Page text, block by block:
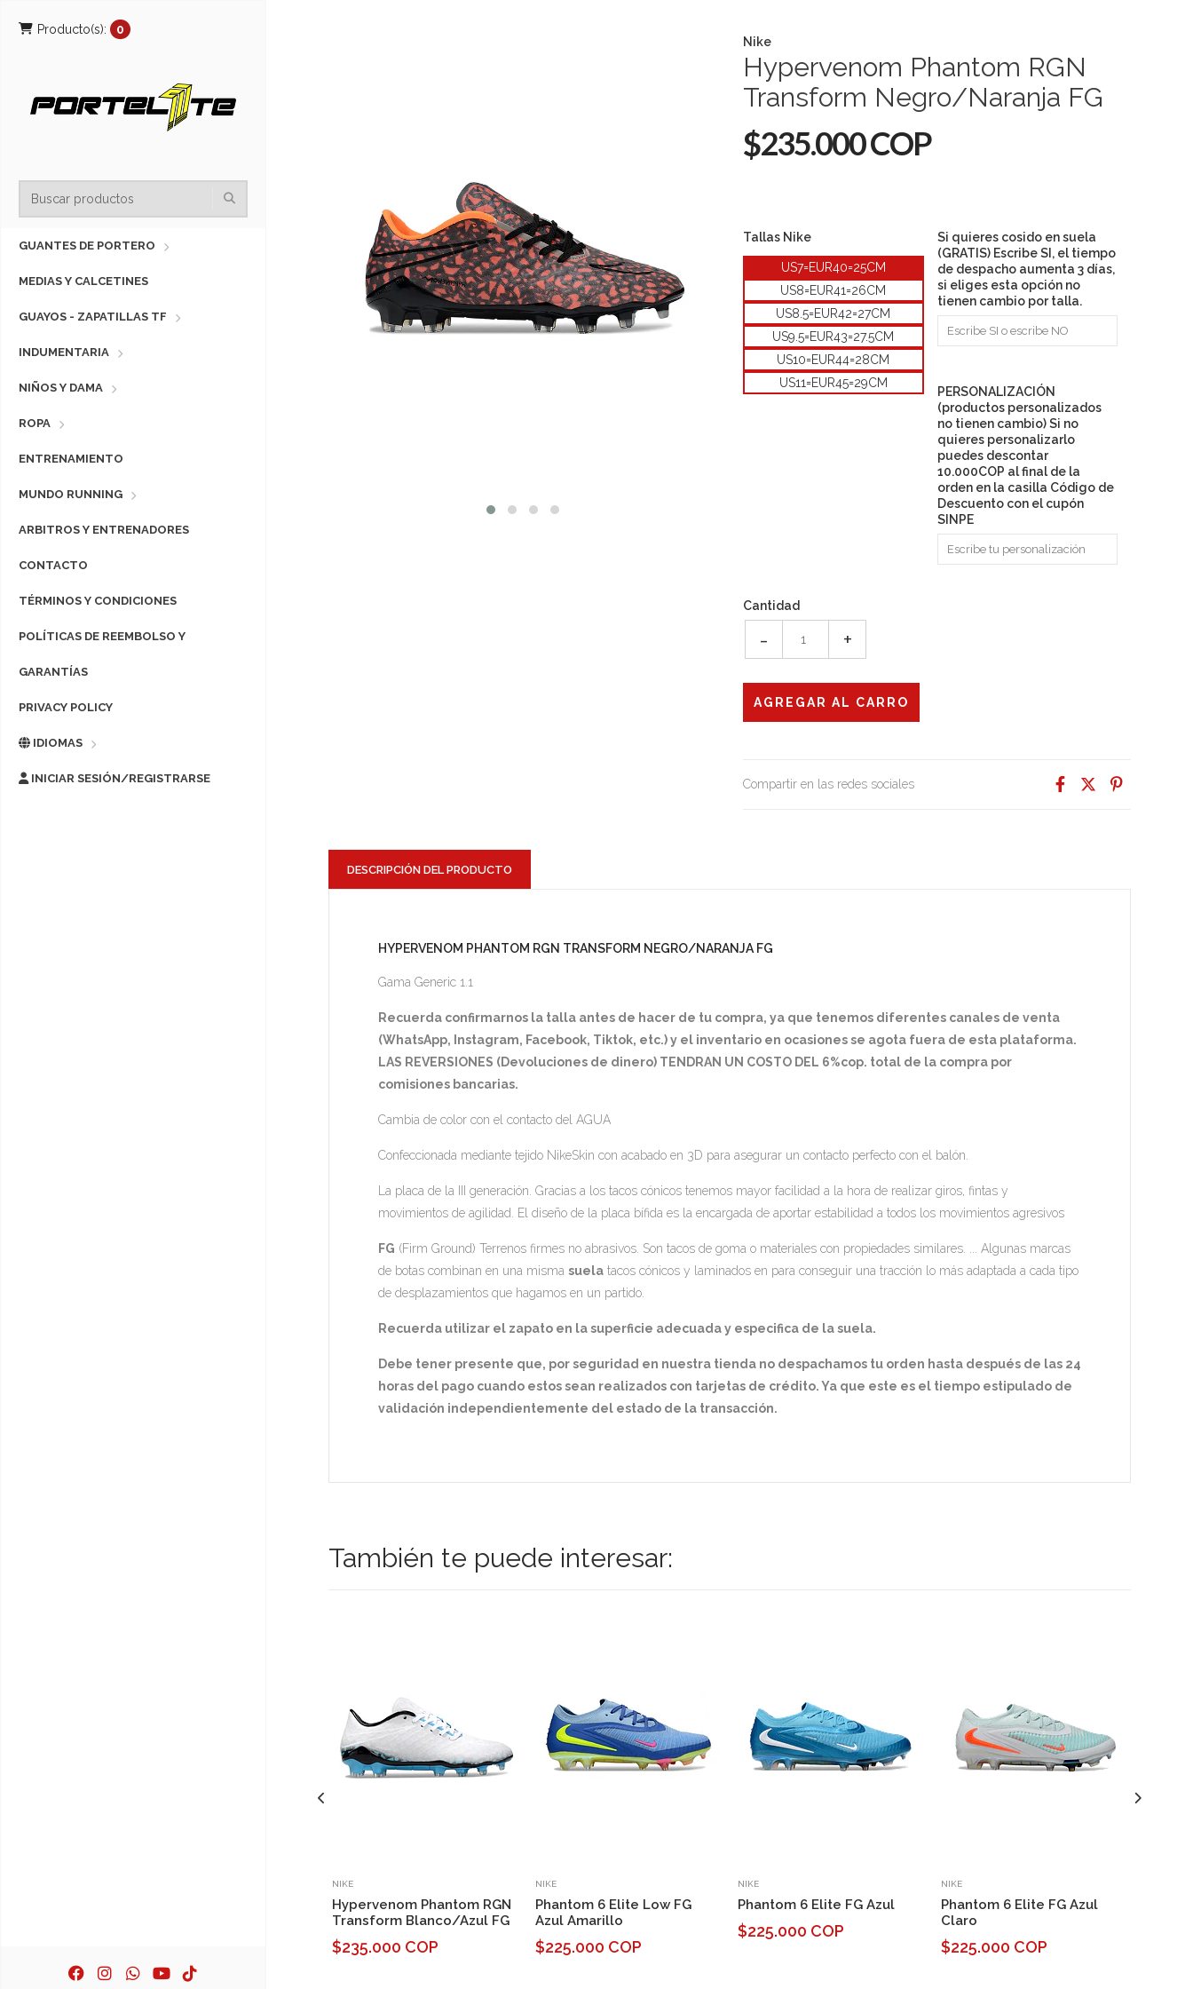
Producto(s): 0
GUANTES DE PORTERO
MEDIAS Y CALCETINES
GUAYOS - ZAPATILLAS TF
INDUMENTARIA
NIÑOS Y DAMA
ROPA
ENTRENAMIENTO
MUNDO RUNNING
ARBITROS Y ENTRENADORES
CONTACTO
TÉRMINOS Y CONDICIONES
POLÍTICAS DE REEMBOLSO Y
GARANTÍAS
PRIVACY POLICY
IDIOMAS
INICIAR SESIÓN/REGISTRARSE
Nike
Hypervenom Phantom RGN
Transform Negro/Naranja FG
$235.000 COP
Tallas Nike
US7=EUR40=25CM
US8=EUR41=26CM
US8.5=EUR42=27CM
US9.5=EUR43=27.5CM
US10=EUR44=28CM
US11=EUR45=29CM
Si quieres cosido en suela
(GRATIS) Escribe SI, el tiempo
de despacho aumenta 3 días,
si eliges esta opción no
tienen cambio por talla.
PERSONALIZACIÓN
(productos personalizados
no tienen cambio) Si no
quieres personalizarlo
puedes descontar
10.000COP al final de la
orden en la casilla Código de
Descuento con el cupón
SINPE
Cantidad
- +
Compartir en las redes sociales
DESCRIPCIÓN DEL PRODUCTO
HYPERVENOM PHANTOM RGN TRANSFORM NEGRO/NARANJA FG
Gama Generic 1.1
Recuerda confirmarnos la talla antes de hacer de tu compra, ya que tenemos diferentes canales de venta
(WhatsApp, Instagram, Facebook, Tiktok, etc.) y el inventario en ocasiones se agota fuera de esta plataforma.
LAS REVERSIONES (Devoluciones de dinero) TENDRAN UN COSTO DEL 6%cop. total de la compra por
comisiones bancarias.
Cambia de color con el contacto del AGUA
Confeccionada mediante tejido NikeSkin con acabado en 3D para asegurar un contacto perfecto con el balón.
La placa de la III generación. Gracias a los tacos cónicos tenemos mayor facilidad a la hora de realizar giros, fintas y
movimientos de agilidad. El diseño de la placa bífida es la encargada de aportar estabilidad a todos los movimientos agresivos
FG (Firm Ground) Terrenos firmes no abrasivos. Son tacos de goma o materiales con propiedades similares. ... Algunas marcas
de botas combinan en una misma suela tacos cónicos y laminados en para conseguir una tracción lo más adaptada a cada tipo
de desplazamientos que hagamos en un partido.
Recuerda utilizar el zapato en la superficie adecuada y especifica de la suela.
Debe tener presente que, por seguridad en nuestra tienda no despachamos tu orden hasta después de las 24
horas del pago cuando estos sean realizados con tarjetas de crédito. Ya que este es el tiempo estipulado de
validación independientemente del estado de la transacción.
También te puede interesar:
NIKE
Hypervenom Phantom RGN
Transform Blanco/Azul FG
$235.000 COP
NIKE
Phantom 6 Elite Low FG
Azul Amarillo
$225.000 COP
NIKE
Phantom 6 Elite FG Azul
$225.000 COP
NIKE
Phantom 6 Elite FG Azul
Claro
$225.000 COP